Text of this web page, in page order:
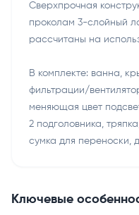
Сверхпрочная
проколам 3-слойный
рассчитаны на
В комплекте: ванна,
фильтрации/
меняющая цвет
2 подголовника,
сумка для переноски,
Ключевые